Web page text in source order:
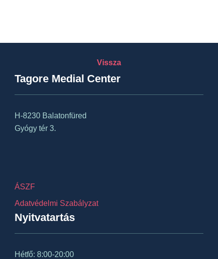
Vissza
Tagore Medial Center
H-8230 Balatonfüred
Gyógy tér 3.
ÁSZF
Adatvédelmi Szabályzat
Nyitvatartás
Hétfő: 8:00-20:00